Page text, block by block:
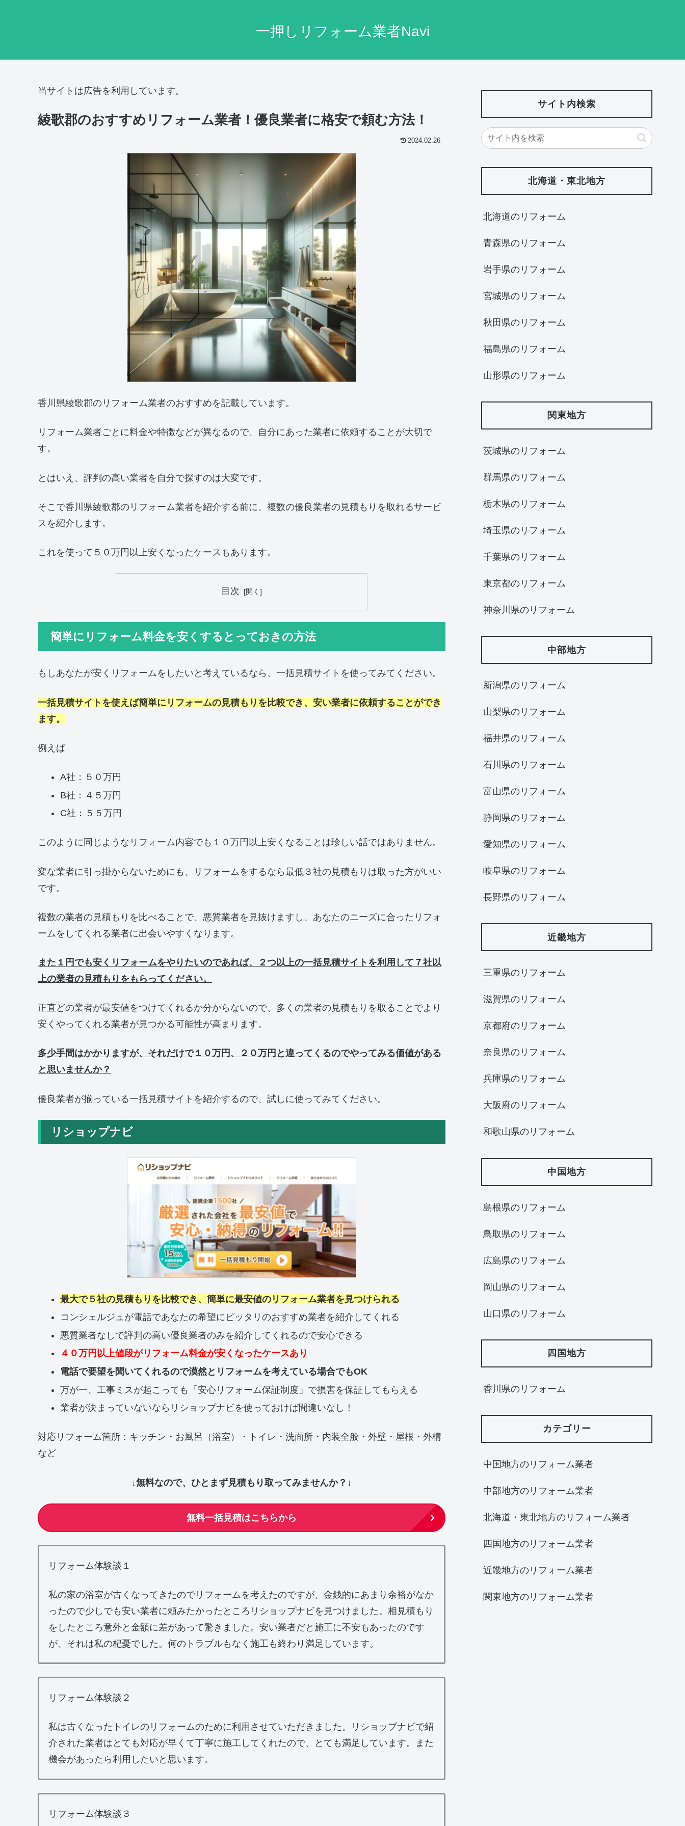
一押しリフォーム業者Navi
当サイトは広告を利用しています。
綾歌郡のおすすめリフォーム業者！優良業者に格安で頼む方法！
2024.02.26
香川県綾歌郡のリフォーム業者のおすすめを記載しています。
リフォーム業者ごとに料金や特徴などが異なるので、自分にあった業者に依頼することが大切で
す。
とはいえ、評判の高い業者を自分で探すのは大変です。
そこで香川県綾歌郡のリフォーム業者を紹介する前に、複数の優良業者の見積もりを取れるサービ
スを紹介します。
これを使って５０万円以上安くなったケースもあります。
目次
簡単にリフォーム料金を安くするとっておきの方法
もしあなたが安くリフォームをしたいと考えているなら、一括見積サイトを使ってみてください。
一括見積サイトを使えば簡単にリフォームの見積もりを比較でき、安い業者に依頼することができ
ます。
例えば
A社：５０万円
B社：４５万円
C社：５５万円
このように同じようなリフォーム内容でも１０万円以上安くなることは珍しい話ではありません。
変な業者に引っ掛からないためにも、リフォームをするなら最低３社の見積もりは取った方がいい
です。
複数の業者の見積もりを比べることで、悪質業者を見抜けますし、あなたのニーズに合ったリフォ
ームをしてくれる業者に出会いやすくなります。
また１円でも安くリフォームをやりたいのであれば、２つ以上の一括見積サイトを利用して７社以
上の業者の見積もりをもらってください。
正直どの業者が最安値をつけてくれるか分からないので、多くの業者の見積もりを取ることでより
安くやってくれる業者が見つかる可能性が高まります。
多少手間はかかりますが、それだけで１０万円、２０万円と違ってくるのでやってみる価値がある
と思いませんか？
優良業者が揃っている一括見積サイトを紹介するので、試しに使ってみてください。
リショップナビ
最大で５社の見積もりを比較でき、簡単に最安値のリフォーム業者を見つけられる
コンシェルジュが電話であなたの希望にピッタリのおすすめ業者を紹介してくれる
悪質業者なしで評判の高い優良業者のみを紹介してくれるので安心できる
４０万円以上値段がリフォーム料金が安くなったケースあり
電話で要望を聞いてくれるので漠然とリフォームを考えている場合でもOK
万が一、工事ミスが起こっても「安心リフォーム保証制度」で損害を保証してもらえる
業者が決まっていないならリショップナビを使っておけば間違いなし！
対応リフォーム箇所：キッチン・お風呂（浴室）・トイレ・洗面所・内装全般・外壁・屋根・外構
など
↓無料なので、ひとまず見積もり取ってみませんか？↓
無料一括見積はこちらから
リフォーム体験談１
私の家の浴室が古くなってきたのでリフォームを考えたのですが、金銭的にあまり余裕がなか
ったので少しでも安い業者に頼みたかったところリショップナビを見つけました。相見積もり
をしたところ意外と金額に差があって驚きました。安い業者だと施工に不安もあったのです
が、それは私の杞憂でした。何のトラブルもなく施工も終わり満足しています。
リフォーム体験談２
私は古くなったトイレのリフォームのために利用させていただきました。リショップナビで紹
介された業者はとても対応が早くて丁寧に施工してくれたので、とても満足しています。また
機会があったら利用したいと思います。
リフォーム体験談３
サイト内検索
北海道・東北地方
北海道‎のリフォーム
青森県のリフォーム
岩手県のリフォーム
宮城県のリフォーム
秋田県のリフォーム
福島県のリフォーム
山形県のリフォーム
関東地方
茨城県のリフォーム
群馬県のリフォーム
栃木県のリフォーム
埼玉県のリフォーム
千葉県のリフォーム
東京都のリフォーム
神奈川県のリフォーム
中部地方
新潟県のリフォーム
山梨県のリフォーム
福井県のリフォーム
石川県のリフォーム
富山県のリフォーム
静岡県のリフォーム
愛知県のリフォーム
岐阜県のリフォーム
長野県のリフォーム
近畿地方
三重県のリフォーム
滋賀県のリフォーム
京都府のリフォーム
奈良県のリフォーム
兵庫県のリフォーム
大阪府のリフォーム
和歌山県のリフォーム
中国地方
島根県のリフォーム
鳥取県のリフォーム
広島県のリフォーム
岡山県のリフォーム
山口県のリフォーム
四国地方
香川県のリフォーム
カテゴリー
中国地方のリフォーム業者
中部地方のリフォーム業者
北海道・東北地方のリフォーム業者
四国地方のリフォーム業者
近畿地方のリフォーム業者
関東地方のリフォーム業者